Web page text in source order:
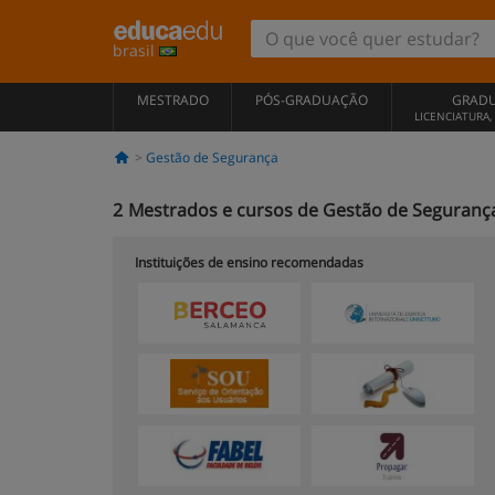
brasil
MESTRADO PÓS-GRADUAÇÃO
Gestão de Segurança
2 Mestrados e cursos de Gestão de
Instituições de ensino recomendadas